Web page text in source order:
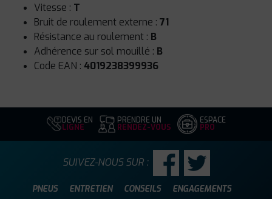
Vitesse : T
Bruit de roulement externe : 71
Résistance au roulement : B
Adhérence sur sol mouillé : B
Code EAN : 4019238399936
DEVIS EN
LIGNE
PRENDRE UN
RENDEZ-VOUS
ESPACE
PRO
PNEUS ENTRETIEN CONSEILS ENGAGEMENTS
SUIVEZ-NOUS SUR :